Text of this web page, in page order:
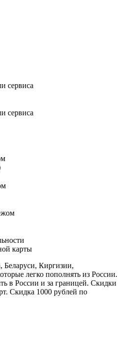
сервиса
сервиса
карты
Беларуси, Киргизии,
легко пополнять из России.
в России и за границей. Скидки
Скидка 1000 рублей по